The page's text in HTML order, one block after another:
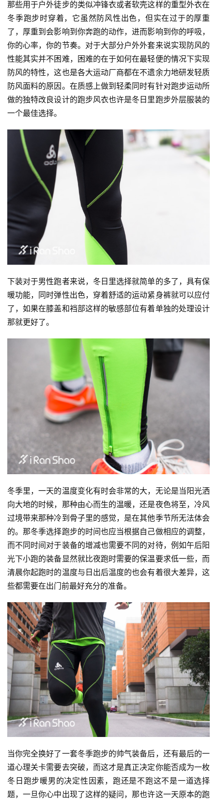
视
频
用
户
精
选
那些用于户外徒步的类似冲锋衣或者软壳这样的重型外衣在
冬季跑步时穿着，它虽然防风性出色，但实在过于的厚重
了，厚重到会影响到你奔跑的动作，进而影响到你的呼吸，
你的心率，你的节奏。对于大部分户外外套来说实现防风的
性能其实并不困难，困难的在于如何在最轻便的情况下实现
防风的特性，这也是各大运动厂商都在不遗余力地研发轻质
防风面料的原因。在质感上做到轻柔同时有针对跑步运动所
做的独特改良设计的跑步风衣也许是冬日里跑步外层服装的
一个最佳选择。
下装对于男性跑者来说，冬日里选择就简单的多了，具有保
暖功能，同时弹性出色，穿着舒适的运动紧身裤就可以应付
了，如果在膝盖和裆部这样的敏感部位有着单独的处理设计
那就更好了。
冬季里，一天的温度变化有时会非常的大，无论是当阳光洒
向大地的时候，那种由心而生的温暖，还是夜色将至，冷风
过境带来那种冷到骨子里的感觉，是在其他季节所无法体会
的。那冬季选择跑步的时间也应当根据自己做相应的调整，
而不同时间对于装备的增减也需要不同的对待，例如午后阳
光下小跑的装备显然就比夜跑时需要的保温要求低一些，而
清晨你起跑时的温度与日出后温度的也会有着很大差异，这
些都需要在出门前最好充分的准备。
当你完全换好了一套冬季跑步的帅气装备后，还有最后的一
道心理关卡需要去突破，而这才是真正决定你能否成为一枚
冬日跑步暖男的决定性因素，跑还是不跑这不是一道选择
题，一旦你心中出现了这样的疑问，那也许这一天原本的跑